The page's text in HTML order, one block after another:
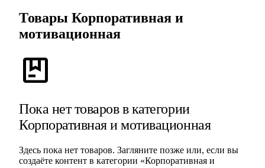
Товары Корпоративная и
мотивационная
package
Пока нет товаров в категории
Корпоративная и мотивационная
Здесь пока нет товаров. Загляните позже или, если вы
создаёте контент в категории «Корпоративная и